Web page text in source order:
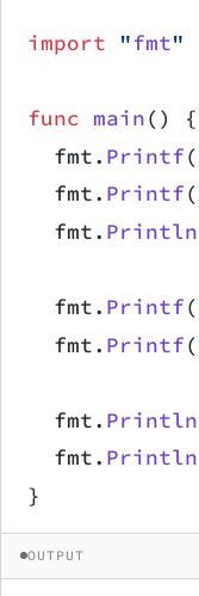
import "fmt"
func main() {
	fmt.
Printf(
	fmt.
Printf(
	fmt.
Println
	fmt.
Printf(
	fmt.
Printf(
	fmt.
Println
	fmt.
Println
}
OUTPUT